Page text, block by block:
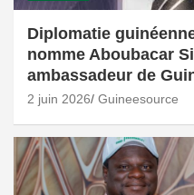
Diplomatie
nomme Aboubacar
ambassadeur de
2 juin 2026 Guineesource